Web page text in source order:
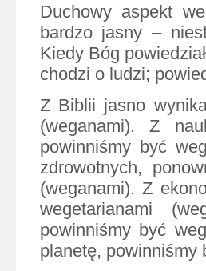
Duchowy aspekt
bardzo jasny –
Kiedy Bóg
chodzi o ludzi;
Z Biblii jasno
(weganami). Z
powinniśmy być
zdrowotnych,
(weganami). Z
wegetarianami
powinniśmy być
planetę, powinniśmy